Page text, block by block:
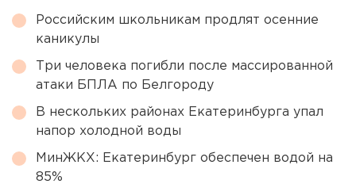
Российским школьникам продлят осенние
каникулы
Три человека погибли после массированной
атаки БПЛА по Белгороду
В нескольких районах Екатеринбурга упал
напор холодной воды
МинЖКХ: Екатеринбург обеспечен водой на
85%